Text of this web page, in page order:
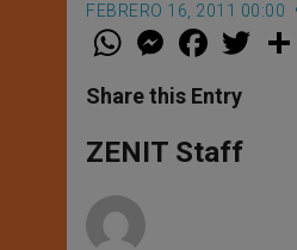
FEBRERO 16, 2011 00:00
W
t
s
p
p
M
e
s
e
g
e
F
a
e
b
o
k
w
Share this Entry
ZENIT Staff